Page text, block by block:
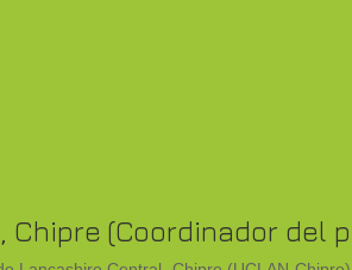
Chipre (Coordinador del